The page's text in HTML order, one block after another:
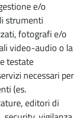
e/o
strumenti
fotografi e/o
video-audio o la
testate
necessari per
(es.
editori di